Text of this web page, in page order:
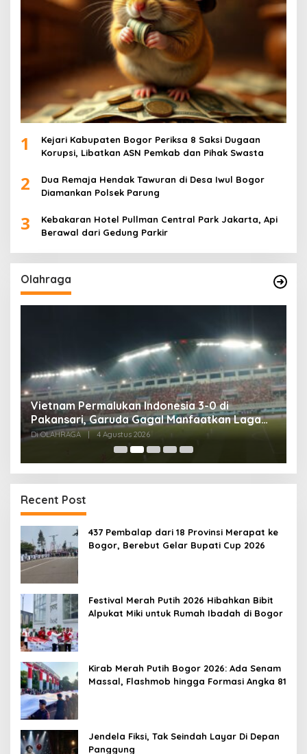
1
Kejari Kabupaten Bogor Periksa 8 Saksi Dugaan
Korupsi, Libatkan ASN Pemkab dan Pihak Swasta
2
Dua Remaja Hendak Tawuran di Desa Iwul Bogor
Diamankan Polsek Parung
3
Kebakaran Hotel Pullman Central Park Jakarta, Api
Berawal dari Gedung Parkir
Olahraga
Vietnam Permalukan Indonesia 3-0 di
Pakansari, Garuda Gagal Manfaatkan Laga
Kandang
Di OLAHRAGA | 4 Agustus 2026
Recent Post
437 Pembalap dari 18 Provinsi Merapat ke
Bogor, Berebut Gelar Bupati Cup 2026
Festival Merah Putih 2026 Hibahkan Bibit
Alpukat Miki untuk Rumah Ibadah di Bogor
Kirab Merah Putih Bogor 2026: Ada Senam
Massal, Flashmob hingga Formasi Angka 81
Jendela Fiksi, Tak Seindah Layar Di Depan
Panggung